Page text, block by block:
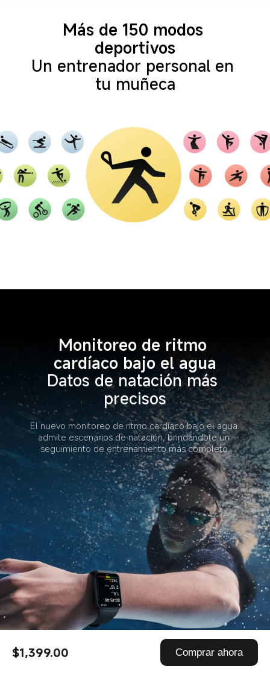
$1,399.00 Comprar ahora
Más de 150 modos
deportivos
Un entrenador personal en
tu muñeca
Monitoreo de ritmo
cardíaco bajo el agua
Datos de natación más
precisos
El nuevo monitoreo de ritmo cardíaco bajo el agua
admite escenarios de natación, brindándote un
seguimiento de entrenamiento más completo.